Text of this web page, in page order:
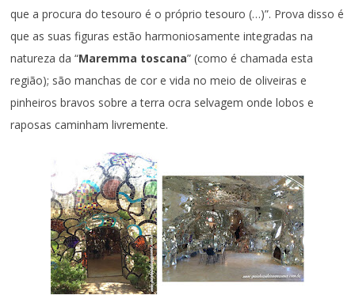
que a procura do tesouro é o próprio tesouro (…)”. Prova disso é
que as suas figuras estão harmoniosamente integradas na
natureza da “Maremma toscana” (como é chamada esta
região); são manchas de cor e vida no meio de oliveiras e
pinheiros bravos sobre a terra ocra selvagem onde lobos e
raposas caminham livremente.